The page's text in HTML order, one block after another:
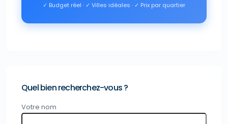
✓ Budget réel · ✓ Villes idéales · ✓ Prix par quartier
Quel bien recherchez-vous ?
Votre nom